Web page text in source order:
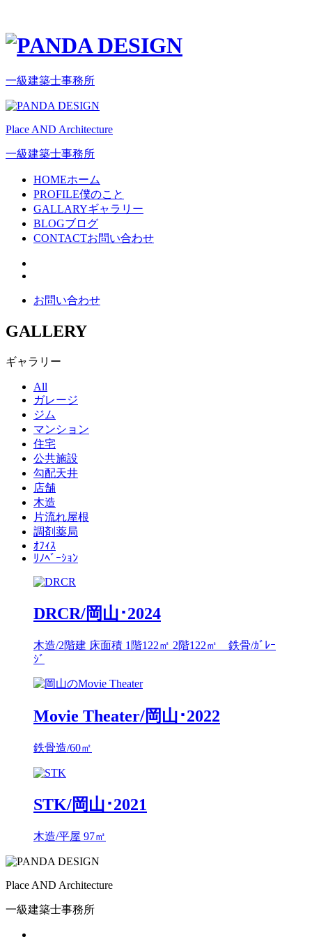
一級建築士事務所
Place AND Architecture
一級建築士事務所
HOMEホーム
PROFILE僕のこと
GALLARYギャラリー
BLOGブログ
CONTACTお問い合わせ
お問い合わせ
GALLERY
ギャラリー
All
ガレージ
ジム
マンション
住宅
公共施設
勾配天井
店舗
木造
片流れ屋根
調剤薬局
ｵﾌｨｽ
ﾘﾉﾍﾞｰｼｮﾝ
DRCR/岡山･2024
木造/2階建 床面積 1階122㎡ 2階122㎡ 鉄骨/ｶﾞﾚｰ
ｼﾞ
Movie Theater/岡山･2022
鉄骨造/60㎡
STK/岡山･2021
木造/平屋 97㎥
Place AND Architecture
一級建築士事務所